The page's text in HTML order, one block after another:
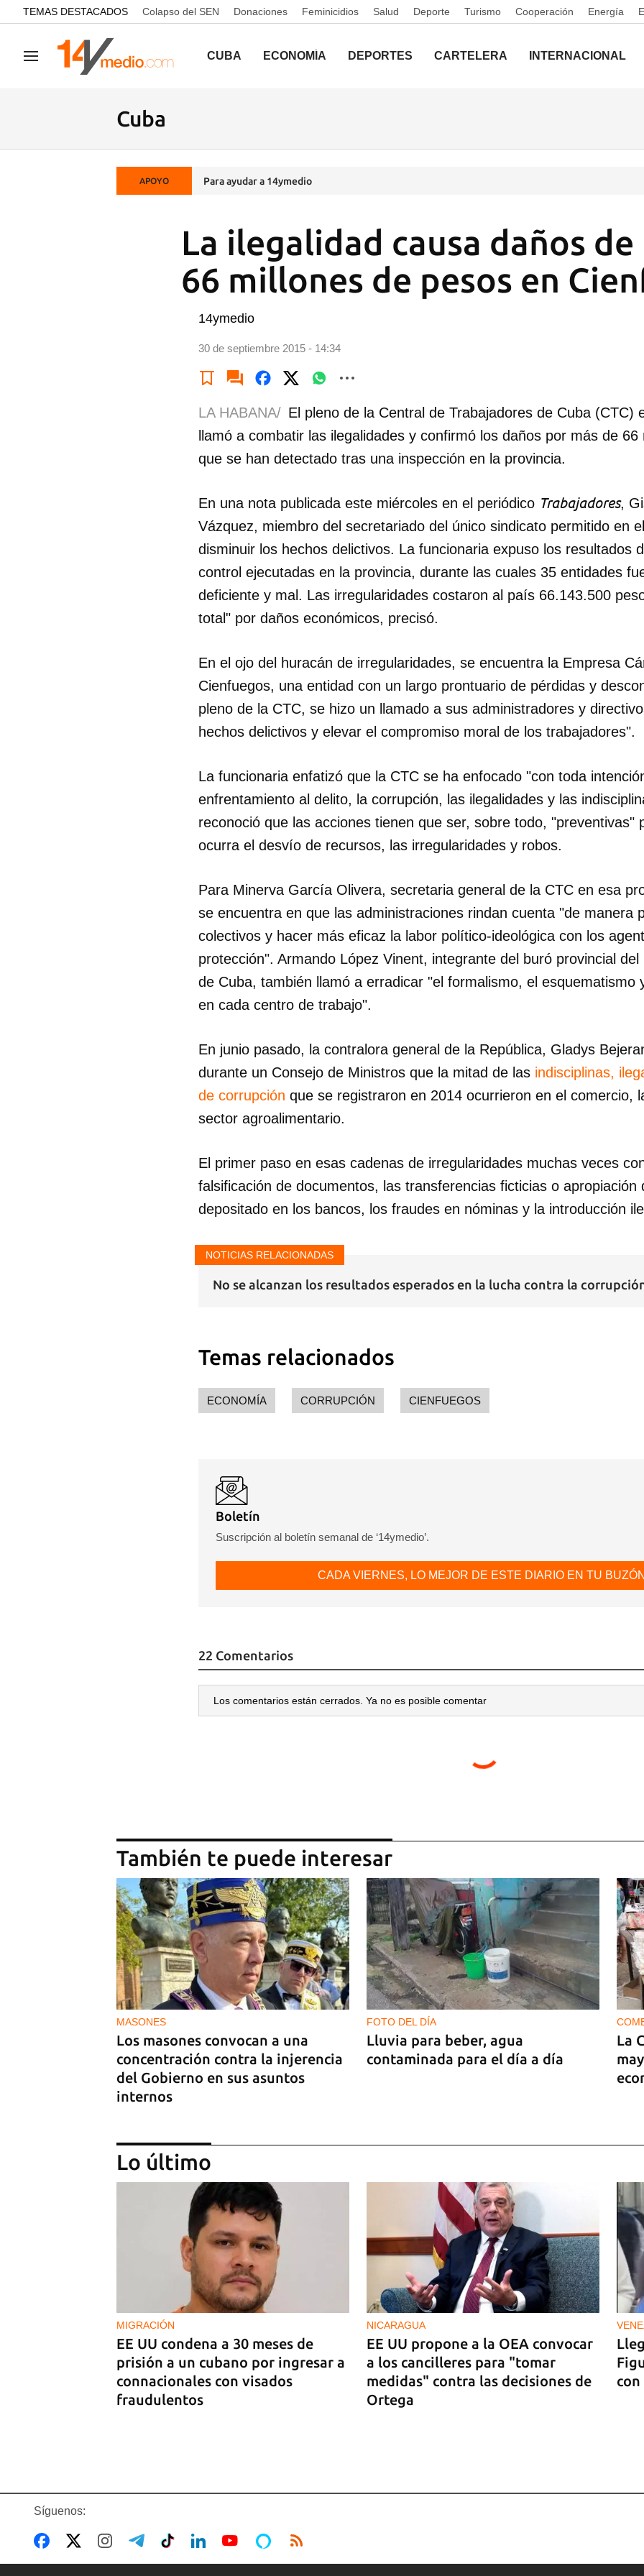
common.go-to-content
TEMAS DESTACADOS Colapso del SEN Donaciones Feminicidios Salud Deporte Turismo Cooperación Energía
Navegación CUBA ECONOMÍA DEPORTES CARTELERA INTERNACIONAL
Cuba
APOYO Para ayudar a 14ymedio
La ilegalidad causa daños de
66 millones de pesos en
14ymedio
30 de septiembre 2015 - 14:34
LA HABANA/ El pleno de la Central de Trabajadores de Cuba (CTC)
llamó a combatir las ilegalidades y confirmó los daños por más de
que se han detectado tras una inspección en la provincia.
En una nota publicada este miércoles en el periódico Trabajadores,
Vázquez, miembro del secretariado del único sindicato permitido en
disminuir los hechos delictivos. La funcionaria expuso los resultados
control ejecutadas en la provincia, durante las cuales 35 entidades
deficiente y mal. Las irregularidades costaron al país 66.143.500
total" por daños económicos, precisó.
En el ojo del huracán de irregularidades, se encuentra la Empresa
Cienfuegos, una entidad con un largo prontuario de pérdidas y
pleno de la CTC, se hizo un llamado a sus administradores y
hechos delictivos y elevar el compromiso moral de los trabajadores".
La funcionaria enfatizó que la CTC se ha enfocado "con toda
enfrentamiento al delito, la corrupción, las ilegalidades y las
reconoció que las acciones tienen que ser, sobre todo, "preventivas"
ocurra el desvío de recursos, las irregularidades y robos.
Para Minerva García Olivera, secretaria general de la CTC en esa
se encuentra en que las administraciones rindan cuenta "de manera
colectivos y hacer más eficaz la labor político-ideológica con los
protección". Armando López Vinent, integrante del buró provincial
de Cuba, también llamó a erradicar "el formalismo, el esquematismo
en cada centro de trabajo".
En junio pasado, la contralora general de la República, Gladys
durante un Consejo de Ministros que la mitad de las indisciplinas,
de corrupción que se registraron en 2014 ocurrieron en el comercio,
sector agroalimentario.
El primer paso en esas cadenas de irregularidades muchas veces
falsificación de documentos, las transferencias ficticias o apropiación
depositado en los bancos, los fraudes en nóminas y la introducción
NOTICIAS RELACIONADAS
No se alcanzan los resultados esperados en la lucha contra la
Temas relacionados
ECONOMÍA CORRUPCIÓN CIENFUEGOS
Boletín
Suscripción al boletín semanal de ‘14ymedio’.
CADA VIERNES, LO MEJOR DE ESTE DIARIO EN TU
22 Comentarios
Los comentarios están cerrados. Ya no es posible comentar
También te puede interesar
MASONES
Los masones convocan a una
concentración contra la injerencia
del Gobierno en sus asuntos
internos
FOTO DEL DÍA
Lluvia para beber, agua
contaminada para el día a día
La
EE UU duplica sus ventas de
combustible al sector privado
Lo último
MIGRACIÓN
EE UU condena a 30 meses de
prisión a un cubano por ingresar a
connacionales con visados
fraudulentos
NICARAGUA
EE UU propone a la OEA convocar
a los cancilleres para "tomar
medidas" contra las decisiones de
Ortega
Síguenos: